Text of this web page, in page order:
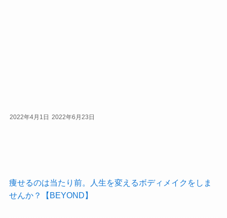
2022年4月1日 2022年6月23日
痩せるのは当たり前。人生を変えるボディメイクをしま
せんか？【BEYOND】